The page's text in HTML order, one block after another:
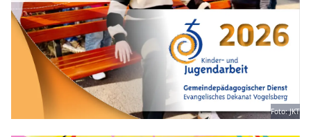
Foto: JKT